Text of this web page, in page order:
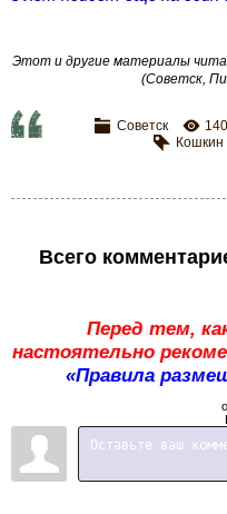
Этот и другие материалы
(Советск,
Советск
Кошкин
Всего
Перед тем,
настоятельно
«Правила